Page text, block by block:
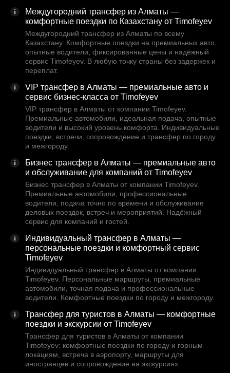
Междугородний трансфер из Алматы —
комфортные поездки по Казахстану от Timofeyev
Междугородний трансфер из Алматы по всему
Казахстану. Комфортные поездки на премиальных авто,
опытные водители, фиксированные цены и надёжный
сервис Timofeyev. В любую точку страны без задержек и
переплат.
VIP трансфер в Алматы — премиальные авто и
сервис бизнес-класса от Timofeyev
VIP трансфер в Алматы от компании Timofeyev.
Премиальные автомобили, идеальная подача, опытные
водители и высокий уровень комфорта. Индивидуальные
поездки, встречи, сопровождение и трансфер по городу
и межгороду.
Бизнес трансфер в Алматы — премиальные авто
и обслуживание для компаний от Timofeyev
Бизнес трансфер в Алматы от компании Timofeyev.
Премиальные автомобили, профессиональные
водители, подача точно по времени и обслуживание
деловых поездок, встреч и мероприятий. Надёжный
сервис для компаний и гостей.
Индивидуальный трансфер в Алматы —
персональные поездки и комфортный сервис
Timofeyev
Индивидуальный трансфер в Алматы от компании
Timofeyev. Персональные маршруты, премиальные
автомобили, точная подача и профессиональные
водители. Комфортные поездки по городу и межгороду.
Трансфер для туристов в Алматы — комфортные
поездки и экскурсии от Timofeyev
Трансфер для туристов в Алматы от компании
Timofeyev: комфортные поездки по городу и горным
локациям, встреча в аэропорту, маршруты для
иностранцев и сопровождение на экскурсиях.